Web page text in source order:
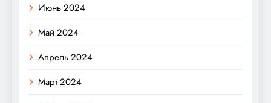
Июнь 2024
Май 2024
Апрель 2024
Март 2024